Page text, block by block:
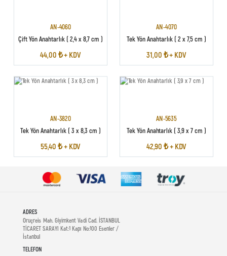
AN-4060
Çift Yön Anahtarlık ( 2,4 x 8,7 cm )
44,00 ₺ + KDV
AN-4070
Tek Yön Anahtarlık ( 2 x 7,5 cm )
31,00 ₺ + KDV
AN-3820
Tek Yön Anahtarlık ( 3 x 8,3 cm )
55,40 ₺ + KDV
AN-5635
Tek Yön Anahtarlık ( 3,9 x 7 cm )
42,90 ₺ + KDV
ADRES
Oruçreis Mah. Giyimkent Vadi Cad. İSTANBUL
TİCARET SARAYI Kat:1 Kapı No:100 Esenler /
İstanbul
TELEFON